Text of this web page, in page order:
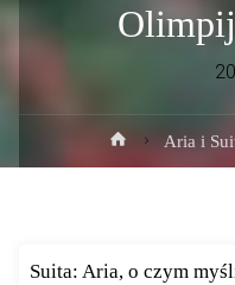
Strona
główna
Aria i
Suita: Aria, o czym